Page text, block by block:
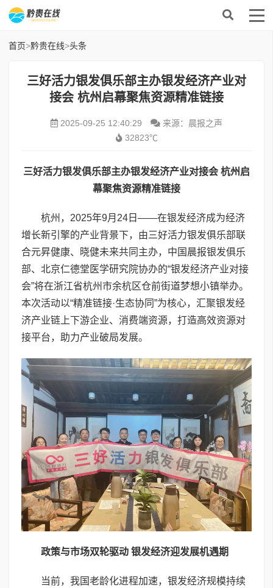
首页>黔贵在线>头条
三好活力银发俱乐部主办银发经济产业对
接会 杭州启幕聚焦资源精准链接
2025-09-25 12:40:29
来源：晨报之声
32823℃
三好活力银发俱乐部主办银发经济产业对接会 杭州启
幕聚焦资源精准链接
杭州，2025年9月24日——在银发经济成为经济
增长新引擎的产业背景下，由三好活力银发俱乐部联
合元昇健康、晓健未来共同主办，中国晨报银发俱乐
部、北京仁德堂医学研究院协办的“银发经济产业对接
会”将在浙江省杭州市余杭区仓前街道梦想小镇举办。
本次活动以“精准链接·生态协同”为核心，汇聚银发经
济产业链上下游企业、消费端资源，打造高效资源对
接平台，助力产业破局发展。
政策与市场双轮驱动 银发经济迎发展机遇期
当前，我国老龄化进程加速，银发经济规模持续